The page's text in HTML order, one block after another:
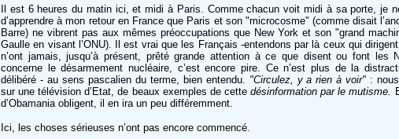
Il est 6 heures du matin ici, et midi à Paris. Comme chacun voit midi à sa porte, je
d’apprendre à mon retour en France que Paris et son "microcosme" (comme disait
Barre) ne vibrent pas aux mêmes préoccupations que New York et son "grand
Gaulle en visant l’ONU). Il est vrai que les Français -entendons par là ceux qui
n’ont jamais, jusqu’à présent, prêté grande attention à ce que disent ou font les
concerne le désarmement nucléaire, c’est encore pire. Ce n’est plus de la
délibéré - au sens pascalien du terme, bien entendu. "Circulez, y a rien à voir" :
sur une télévision d’Etat, de beaux exemples de cettedésinformation par le mutisme.
d’Obamania obligent, il en ira un peu différemment.
Ici, les choses sérieuses n’ont pas encore commencé.